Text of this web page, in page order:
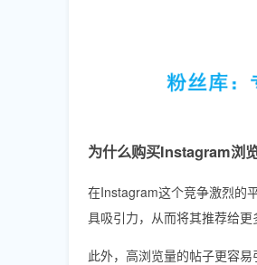
为什么购买Instagram浏
在Instagram这个竞争激烈的平
具吸引力，从而将其推荐给
此外，高浏览量的帖子更容易